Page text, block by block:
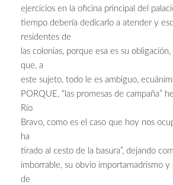
ejercicios en la oficina principal del
tiempo debería dedicarlo a atender y
residentes de
las colonias, porque esa es su
que, a
este sujeto, todo le es ambiguo,
PORQUE, “las promesas de campaña”
Río
Bravo, como es el caso que hoy nos
ha
tirado al cesto de la basura”, dejando
imborrable, su obvio importamadrismo y
de